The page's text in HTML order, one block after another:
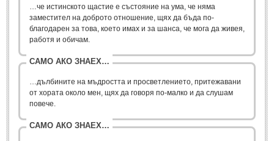
ПРИТЧИ
ПРИТЧИ
Притчи за живота
Притчи за любовта
Притчи за приятелството (9)
…че истинското щастие е състояние на ума, че няма
заместител на доброто отношение, щях да бъда по-
благодарен за това, което имах и за шанса, че мога да живея,
работя и обичам.
САМО АКО ЗНАЕХ…
…дълбините на мъдростта и просветлението, притежавани
от хората около мен, щях да говоря по-малко и да слушам
повече.
САМО АКО ЗНАЕХ…